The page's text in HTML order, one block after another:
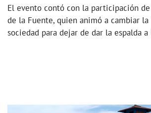
El evento contó con la participación
de la Fuente, quien animó a cambiar
sociedad para dejar de dar la espalda